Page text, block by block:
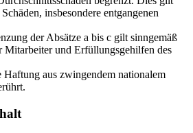
insbesondere entgangenen
der Absätze a bis c gilt sinngemäß
Mitarbeiter und Erfüllungsgehilfen des
aus zwingendem nationalem